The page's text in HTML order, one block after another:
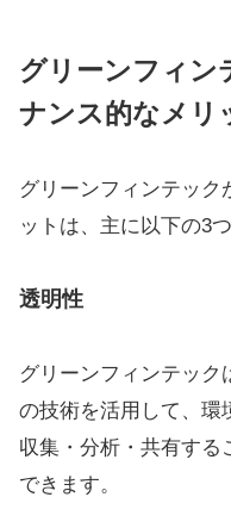
グリーンフィン
ナンス的なメリ
グリーンフィンテック
ットは、主に以下の3つ
透明性
グリーンフィンテッ
の技術を活用して、環
収集・分析・共有する
できます。